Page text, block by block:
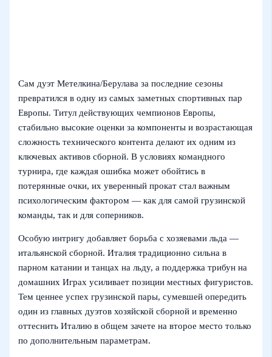
Сам дуэт Метелкина/Берулава за последние сезоны
превратился в одну из самых заметных спортивных пар
Европы. Титул действующих чемпионов Европы,
стабильно высокие оценки за компоненты и возрастающая
сложность технического контента делают их одним из
ключевых активов сборной. В условиях командного
турнира, где каждая ошибка может обойтись в
потерянные очки, их уверенный прокат стал важным
психологическим фактором — как для самой грузинской
команды, так и для соперников.
Особую интригу добавляет борьба с хозяевами льда —
итальянской сборной. Италия традиционно сильна в
парном катании и танцах на льду, а поддержка трибун на
домашних Играх усиливает позиции местных фигуристов.
Тем ценнее успех грузинской пары, сумевшей опередить
один из главных дуэтов хозяйской сборной и временно
оттеснить Италию в общем зачете на второе место только
по дополнительным параметрам.